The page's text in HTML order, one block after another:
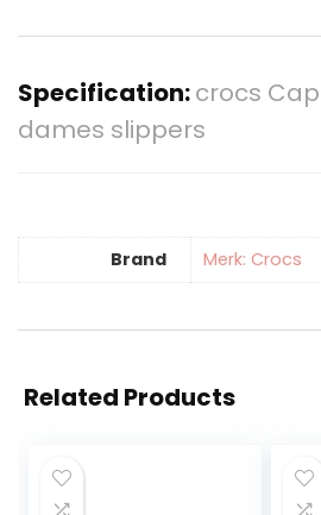
Specification:crocs
dames slippers
Brand Merk: Crocs
Related Products